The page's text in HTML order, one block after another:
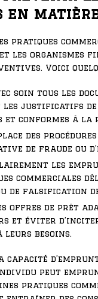
en
pratiques
et les organismes
Voici
soin tous les
les justificatifs de
et conformes à la
des
de fraude ou
les
commerciales
de falsification
offres de prêt
et éviter
leurs besoins.
capacité
peut
pratiques